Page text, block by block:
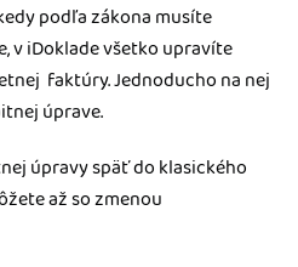
podľa zákona musíte
v iDoklade všetko upravíte
faktúry. Jednoducho na nej
úprave.
úpravy späť do klasického
až so zmenou